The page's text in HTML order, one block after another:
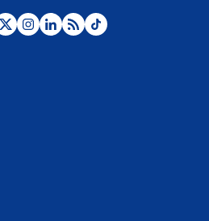
¿Por qué De la Espriella gobernará